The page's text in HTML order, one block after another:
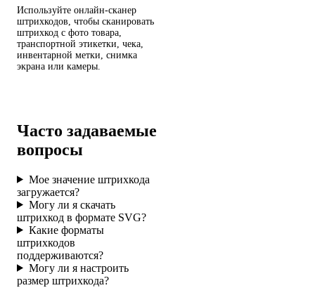
Используйте онлайн-сканер
штрихкодов, чтобы сканировать
штрихкод с фото товара,
транспортной этикетки, чека,
инвентарной метки, снимка
экрана или камеры.
Часто задаваемые
вопросы
Мое значение штрихкода
загружается?
Могу ли я скачать
штрихкод в формате SVG?
Какие форматы
штрихкодов
поддерживаются?
Могу ли я настроить
размер штрихкода?